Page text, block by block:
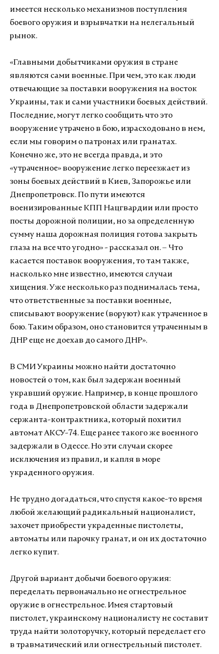
имеется несколько механизмов поступления
боевого оружия и взрывчатки на нелегальный
рынок.
«Главными добытчиками оружия в стране
являются сами военные. При чем, это как люди
отвечающие за поставки вооружения на восток
Украины, так и сами участники боевых действий.
Последние, могут легко сообщить что это
вооружение утрачено в бою, израсходовано в нем,
если мы говорим о патронах или гранатах.
Конечно же, это не всегда правда, и это
«утраченное» вооружение легко переезжает из
зоны боевых действий в Киев, Запорожье или
Днепропетровск. По пути имеются
военизированные КПП Нацгвардии или просто
посты дорожной полиции, но за определенную
сумму наша дорожная полиция готова закрыть
глаза на все что угодно» - рассказал он. – Что
касается поставок вооружения, то там также,
насколько мне известно, имеются случаи
хищения. Уже несколько раз поднималась тема,
что ответственные за поставки военные,
списывают вооружение (воруют) как утраченное в
бою. Таким образом, оно становится утраченным в
ДНР еще не доехав до самого ДНР».
В СМИ Украины можно найти достаточно
новостей о том, как был задержан военный
укравший оружие. Например, в конце прошлого
года в Днепропетровской области задержали
сержанта-контрактника, который похитил
автомат АКСУ-74. Еще ранее такого же военного
задержали в Одессе. Но эти случаи скорее
исключения из правил, и капля в море
украденного оружия.
Не трудно догадаться, что спустя какое-то время
любой желающий радикальный националист,
захочет приобрести украденные пистолеты,
автоматы или парочку гранат, и он их достаточно
легко купит.
Другой вариант добычи боевого оружия:
переделать первоначально не огнестрельное
оружие в огнестрельное. Имея стартовый
пистолет, украинскому националисту не составит
труда найти золоторучку, который переделает его
в травматический или огнестрельный пистолет.